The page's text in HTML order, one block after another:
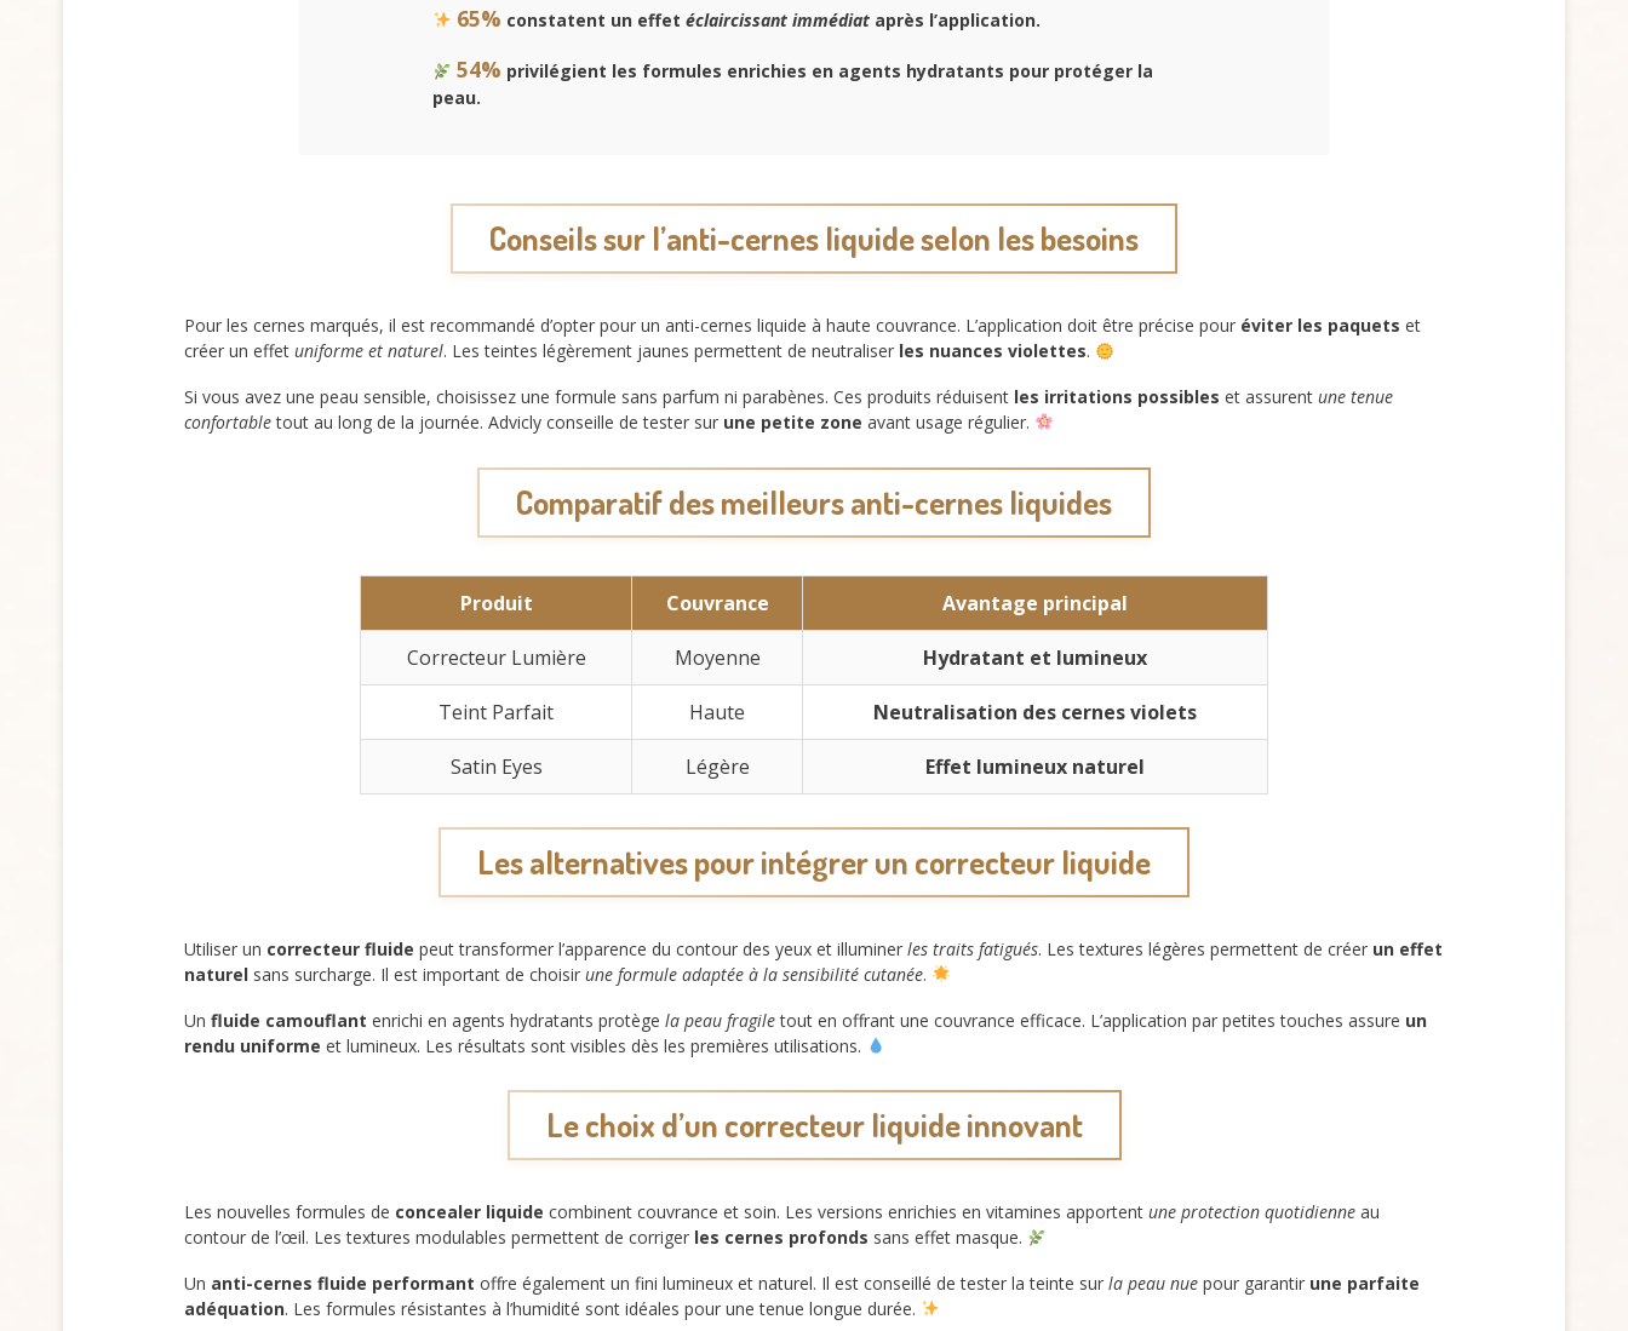
65% constatent un effet éclaircissant immédiataprès l’application.
54% privilégient les formules enrichies en agents hydratants pour protéger la
peau.
Conseils sur l’anti-cernes liquide selon les besoins
Pour les cernes marqués, il est recommandé d’opter pour un anti-cernes liquide à haute couvrance. L’application doit être précise pour éviter les paquets et
créer un effet uniforme et naturel. Les teintes légèrement jaunes permettent de neutraliser les nuances violettes.
Si vous avez une peau sensible, choisissez une formule sans parfum ni parabènes. Ces produits réduisent les irritations possibles et assurent une tenue
confortabletout au long de la journée. Advicly conseille de tester sur une petite zone avant usage régulier.
Comparatif des meilleurs anti-cernes liquides
Produit Couvrance Avantage principal
Correcteur Lumière Moyenne Hydratant et lumineux
Teint Parfait Haute Neutralisation des cernes violets
Satin Eyes Légère Effet lumineux naturel
Les alternatives pour intégrer un correcteur liquide
Utiliser un correcteur fluide peut transformer l’apparence du contour des yeux et illuminer les traits fatigués. Les textures légères permettent de créer un effet
naturel sans surcharge. Il est important de choisir une formule adaptée à la sensibilité cutanée.
Un fluide camouflant enrichi en agents hydratants protège la peau fragiletout en offrant une couvrance efficace. L’application par petites touches assure un
rendu uniforme et lumineux. Les résultats sont visibles dès les premières utilisations.
Le choix d’un correcteur liquide innovant
Les nouvelles formules de concealer liquide combinent couvrance et soin. Les versions enrichies en vitamines apportent une protection quotidienne au
contour de l’œil. Les textures modulables permettent de corriger les cernes profonds sans effet masque.
Un anti-cernes fluide performant offre également un fini lumineux et naturel. Il est conseillé de tester la teinte sur la peau nue pour garantir une parfaite
adéquation. Les formules résistantes à l’humidité sont idéales pour une tenue longue durée.